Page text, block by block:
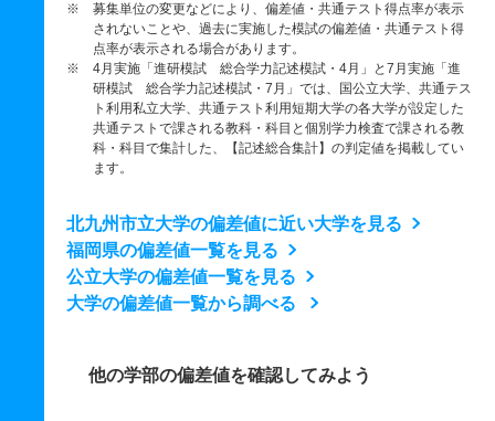
※ 募集単位の変更などにより、偏差値・共通テスト得点率が表示
されないことや、過去に実施した模試の偏差値・共通テスト得
点率が表示される場合があります。
※ 4月実施「進研模試 総合学力記述模試・4月」と7月実施「進
研模試 総合学力記述模試・7月」では、国公立大学、共通テス
ト利用私立大学、共通テスト利用短期大学の各大学が設定した
共通テストで課される教科・科目と個別学力検査で課される教
科・科目で集計した、【記述総合集計】の判定値を掲載してい
ます。
北九州市立大学の偏差値に近い大学を見る
福岡県の偏差値一覧を見る
公立大学の偏差値一覧を見る
大学の偏差値一覧から調べる
他の学部の偏差値を確認してみよう